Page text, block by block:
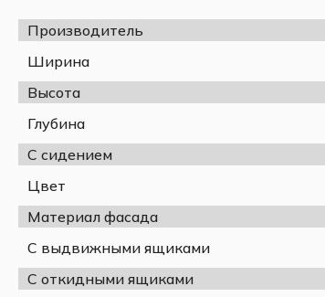
ткани цвета «Серо-бежевый» приятна на ощупь
Спецификация:
Ширина, мм
Глубина, мм
Высота, мм
Материал каркаса
Материал обивки
Наполнение
Стиль
Производитель
Ширина
Высота
Глубина
С сидением
Цвет
Материал фасада
С выдвижными ящиками
С откидными ящиками